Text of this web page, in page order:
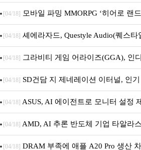
M.2 NVMe 디앤디컴 1TB
[04/18] 모바일 파밍 MMORPG ‘히어로 랜
[04/18] 셰에라자드, Questyle Audio(퀘스
내 정식 출시
[04/18] 그라비티 게임 어라이즈(GGA), 인
던전 13’ 참가!
[04/18] SD건담 지 제네레이션 이터널, 인
아의 용사’ 재개최 및 풍성한 기념 이벤트
[04/18] ASUS, AI 에이전트로 모니터 설정
[04/18] AMD, AI 추론 반도체 기업 타알라
[04/18] DRAM 부족에 애플 A20 Pro 생산